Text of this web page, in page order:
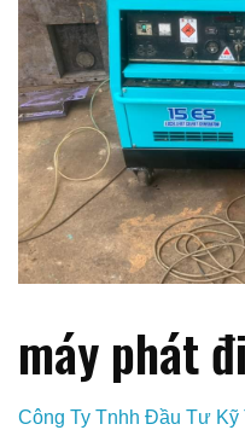
máy phát
Công Ty Tnhh Đầu Tư